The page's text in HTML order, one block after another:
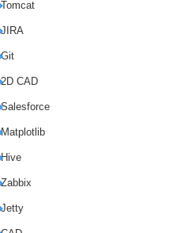
Tomcat
JIRA
Git
2D CAD
Salesforce
Matplotlib
Hive
Zabbix
Jetty